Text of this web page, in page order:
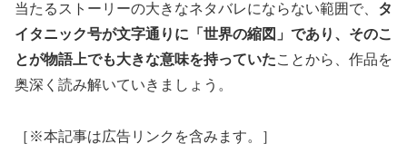
当たるストーリーの大きなネタバレにならない範囲で、 タ
イタニック号が文字通りに「世界の縮図」であり、そのこ
とが物語上でも大きな意味を持っていたことから、作品を
奥深く読み解いていきましょう。
［※本記事は広告リンクを含みます。］